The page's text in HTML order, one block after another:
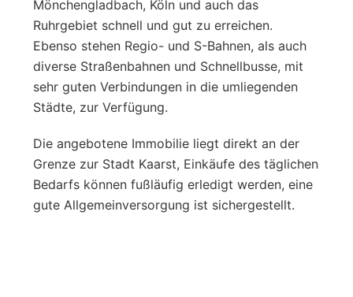
Mönchengladbach, Köln und auch das
Ruhrgebiet schnell und gut zu erreichen.
Ebenso stehen Regio- und S-Bahnen, als auch
diverse Straßenbahnen und Schnellbusse, mit
sehr guten Verbindungen in die umliegenden
Städte, zur Verfügung.
Die angebotene Immobilie liegt direkt an der
Grenze zur Stadt Kaarst, Einkäufe des täglichen
Bedarfs können fußläufig erledigt werden, eine
gute Allgemeinversorgung ist sichergestellt.